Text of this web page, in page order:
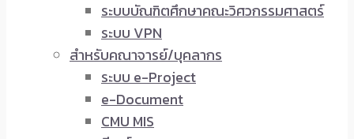
ระบบบัณฑิตศึกษาคณะวิศวกรรมศาสตร์
ระบบ VPN
สำหรับคณาจารย์/บุคลากร
ระบบ e-Project
e-Document
CMU MIS